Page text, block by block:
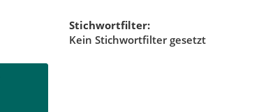
Stichwortfilter:
Kein Stichwortfilter gesetzt